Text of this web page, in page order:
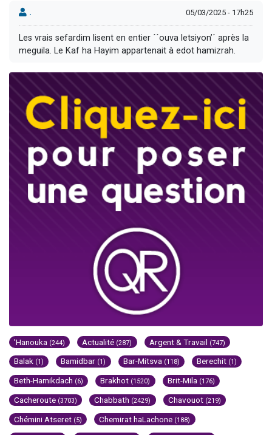
. 05/03/2025 - 17h25
Les vrais sefardim lisent en entier ´´ouva letsiyon’´ après la
meguila. Le Kaf ha Hayim appartenait à edot hamizrah.
'Hanouka (244) Actualité (287) Argent & Travail (747)
Balak (1) Bamidbar (1) Bar-Mitsva (118) Berechit (1)
Beth-Hamikdach (6) Brakhot (1520) Brit-Mila (176)
Cacheroute (3703) Chabbath (2429) Chavouot (219)
Chémini Atseret (5) Chemirat haLachone (188)